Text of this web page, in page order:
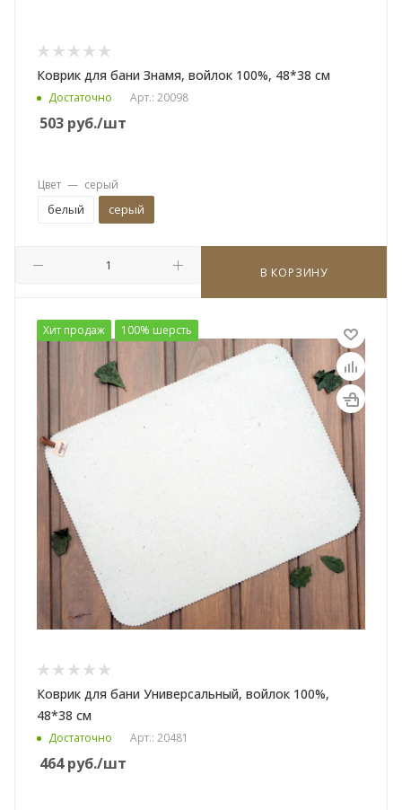
Коврик для бани Знамя, войлок 100%, 48*38 см
Достаточно Арт.: 20098
503 руб./шт
В КОРЗИНУ
Цвет — серый
белый серый
Хит продаж 100% шерсть
Коврик для бани Универсальный, войлок 100%,
48*38 см
Достаточно Арт.: 20481
464руб./шт